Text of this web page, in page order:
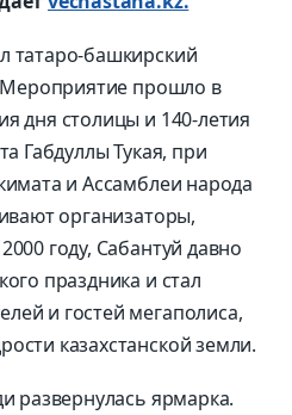
татаро-башкирский
Мероприятие прошло в
дня столицы и 140-летия
Габдуллы Тукая, при
и Ассамблеи народа
организаторы,
году, Сабантуй давно
праздника и стал
и гостей мегаполиса,
казахстанской земли.
развернулась ярмарка.